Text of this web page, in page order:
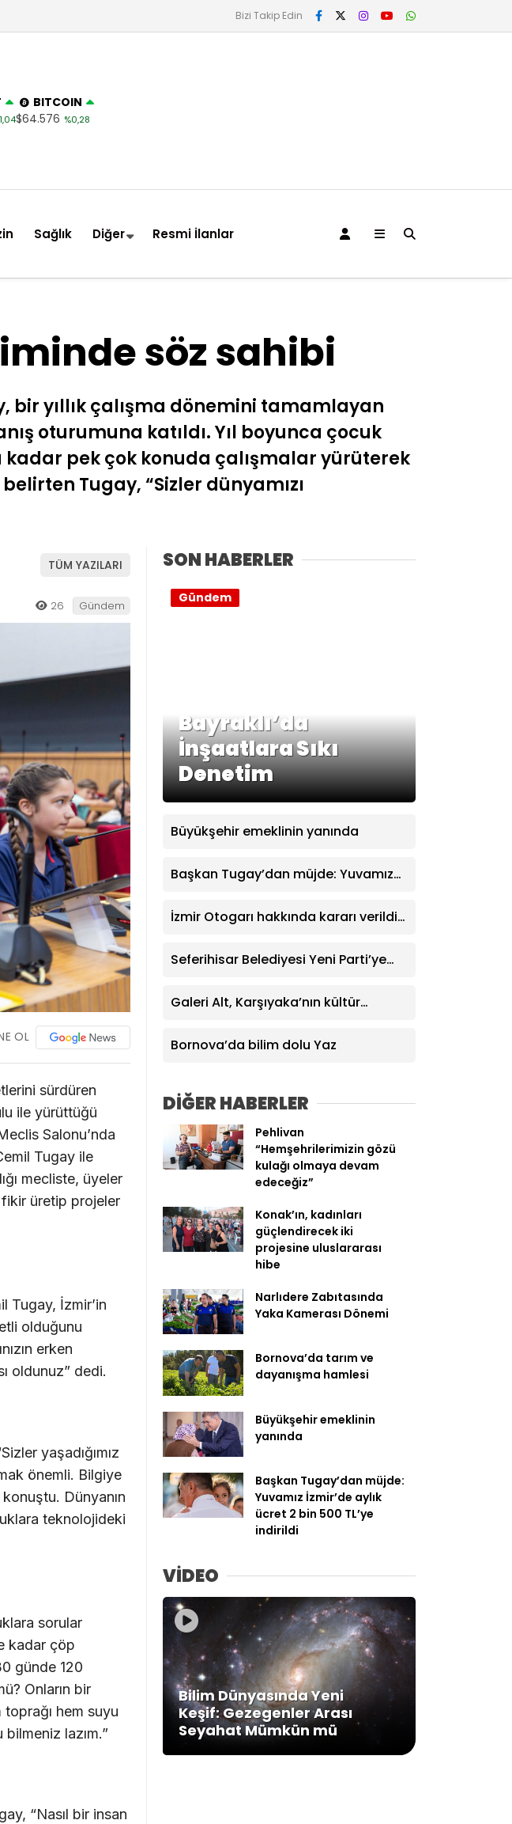
Bizi Takip Edin
BITCOIN
$64.576 %0,28
Sağlık Diğer Resmi İlanlar
söz sahibi
bir yıllık çalışma dönemini tamamlayan
oturumuna katıldı. Yıl boyunca çocuk
pek çok konuda çalışmalar yürüterek
Tugay, “Sizler dünyamızı
TÜM YAZILARI
26 Gündem
OL
sürdüren
ile yürüttüğü
Salonu’nda
Tugay ile
mecliste, üyeler
üretip projeler
Tugay, İzmir’in
olduğunu
erken
oldunuz” dedi.
yaşadığımız
önemli. Bilgiye
Dünyanın
teknolojideki
sorular
kadar çöp
günde 120
Onların bir
toprağı hem suyu
lazım.”
“Nasıl bir insan
SON HABERLER
Bayraklı’da
İnşaatlara Sıkı
Denetim
Gündem
Büyükşehir emeklinin yanında
Başkan Tugay’dan müjde: Yuvamız
indirildi
İzmir Otogarı hakkında kararı verildi:
Seferihisar Belediyesi Yeni Parti’ye
Galeri Alt, Karşıyaka’nın kültür
Bornova’da bilim dolu Yaz
DİĞER HABERLER
Pehlivan
“Hemşehrilerimizin gözü
kulağı olmaya devam
edeceğiz”
Konak’ın, kadınları
güçlendirecek iki
projesine uluslararası
hibe
Narlıdere Zabıtasında
Yaka Kamerası Dönemi
Bornova’da tarım ve
dayanışma hamlesi
Büyükşehir emeklinin
yanında
Başkan Tugay’dan müjde:
Yuvamız İzmir’de aylık
ücret 2 bin 500 TL’ye
indirildi
VİDEO
Bilim Dünyasında Yeni
Keşif: Gezegenler Arası
Seyahat Mümkün mü